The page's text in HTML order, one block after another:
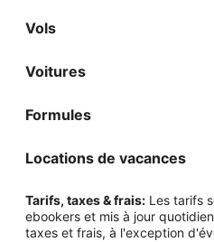
Vols
Voitures
Formules
Locations de vacances
Tarifs, taxes & frais: Les tarifs
ebookers et mis à jour
taxes et frais, à l'exception